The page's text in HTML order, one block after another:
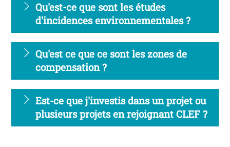
Qu'est-ce que sont les études
d'incidences environnementales ?
Qu'est ce que ce sont les zones de
compensation ?
Est-ce que j'investis dans un projet ou
plusieurs projets en rejoignant CLEF ?